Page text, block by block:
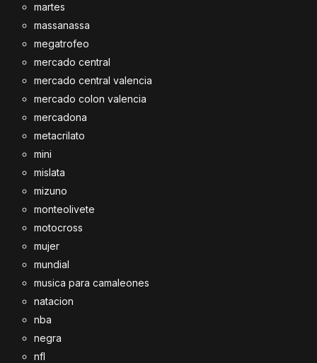
martes
massanassa
megatrofeo
mercado central
mercado central valencia
mercado colon valencia
mercadona
metacrilato
mini
mislata
mizuno
monteolivete
motocross
mujer
mundial
musica para camaleones
natacion
nba
negra
nfl